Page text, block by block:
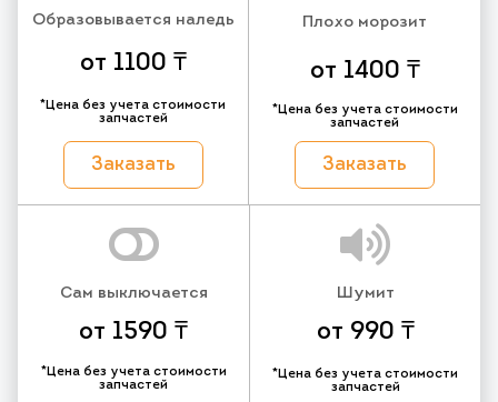
Образовывается наледь
от 1100 ₸
*Цена без учета стоимости
запчастей
Заказать
Плохо морозит
от 1400 ₸
*Цена без учета стоимости
запчастей
Заказать
Сам выключается
от 1590 ₸
*Цена без учета стоимости
запчастей
Шумит
от 990 ₸
*Цена без учета стоимости
запчастей